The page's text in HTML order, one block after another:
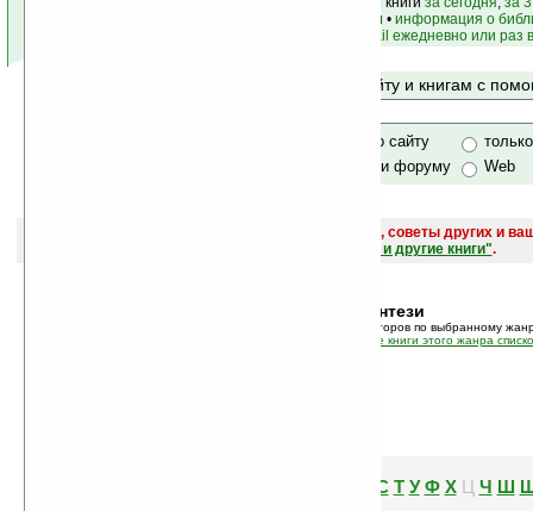
книги по авторам • информация о
на email ежедневно или раз
Поиск по сайту и книгам с
только по сайту
по сайту и форуму
Web
и обсуждение книг, новых, старых, лучших, советы других и
САЙТА "Книги, книги, и другие книги".
Фэнтези
В этом режиме показан список авторов по выбранному
все книги этого жанра
С Т У Ф Х Ц Ч Ш